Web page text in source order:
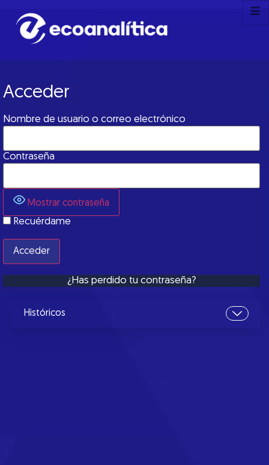
Acceder
Nombre de usuario o correo electrónico
Contraseña
Mostrar contraseña
Recuérdame
¿Has perdido tu contraseña?
Históricos